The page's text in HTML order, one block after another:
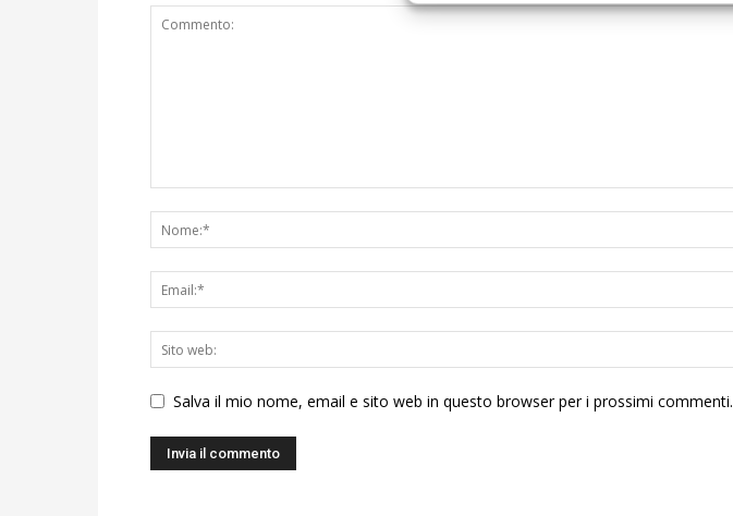
Salva il mio nome, email e sito web in questo browser per i prossimi commenti.